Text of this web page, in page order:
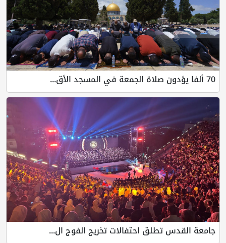
70 ألفا يؤدون صلاة الجمعة في المسجد الأق...
جامعة القدس تطلق احتفالات تخريج الفوج ال...